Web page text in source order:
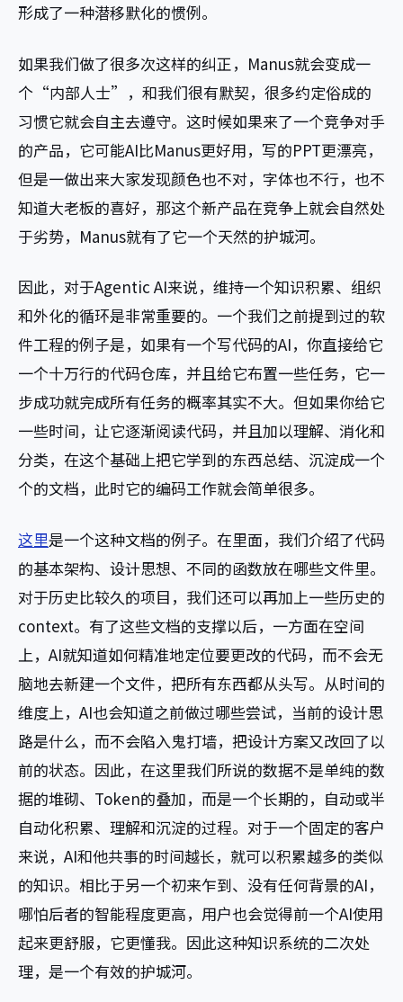
形成了一种潜移默化的惯例。
如果我们做了很多次这样的纠正，Manus就会变成一
个“内部人士”，和我们很有默契，很多约定俗成的
习惯它就会自主去遵守。这时候如果来了一个竞争对手
的产品，它可能AI比Manus更好用，写的PPT更漂亮，
但是一做出来大家发现颜色也不对，字体也不行，也不
知道大老板的喜好，那这个新产品在竞争上就会自然处
于劣势，Manus就有了它一个天然的护城河。
因此，对于Agentic AI来说，维持一个知识积累、组织
和外化的循环是非常重要的。一个我们之前提到过的软
件工程的例子是，如果有一个写代码的AI，你直接给它
一个十万行的代码仓库，并且给它布置一些任务，它一
步成功就完成所有任务的概率其实不大。但如果你给它
一些时间，让它逐渐阅读代码，并且加以理解、消化和
分类，在这个基础上把它学到的东西总结、沉淀成一个
个的文档，此时它的编码工作就会简单很多。
这里是一个这种文档的例子。在里面，我们介绍了代码
的基本架构、设计思想、不同的函数放在哪些文件里。
对于历史比较久的项目，我们还可以再加上一些历史的
context。有了这些文档的支撑以后，一方面在空间
上，AI就知道如何精准地定位要更改的代码，而不会无
脑地去新建一个文件，把所有东西都从头写。从时间的
维度上，AI也会知道之前做过哪些尝试，当前的设计思
路是什么，而不会陷入鬼打墙，把设计方案又改回了以
前的状态。因此，在这里我们所说的数据不是单纯的数
据的堆砌、Token的叠加，而是一个长期的，自动或半
自动化积累、理解和沉淀的过程。对于一个固定的客户
来说，AI和他共事的时间越长，就可以积累越多的类似
的知识。相比于另一个初来乍到、没有任何背景的AI，
哪怕后者的智能程度更高，用户也会觉得前一个AI使用
起来更舒服，它更懂我。因此这种知识系统的二次处
理，是一个有效的护城河。